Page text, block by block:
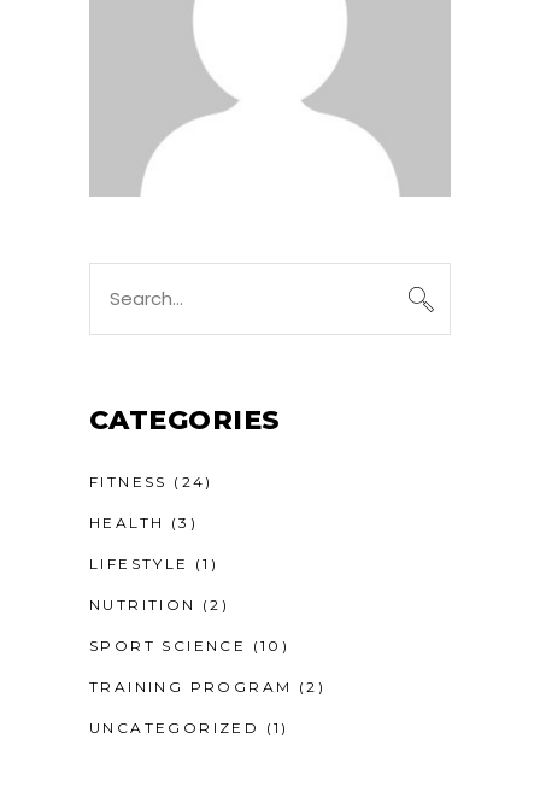
CATEGORIES
FITNESS (24)
HEALTH (3)
LIFESTYLE (1)
NUTRITION (2)
SPORT SCIENCE (10)
TRAINING PROGRAM (2)
UNCATEGORIZED (1)